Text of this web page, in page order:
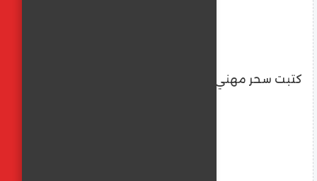
كتبت سحر مهني